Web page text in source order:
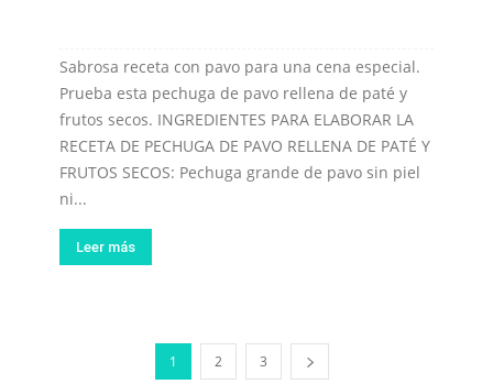
Sabrosa receta con pavo para una cena especial.
Prueba esta pechuga de pavo rellena de paté y
frutos secos. INGREDIENTES PARA ELABORAR LA
RECETA DE PECHUGA DE PAVO RELLENA DE PATÉ Y
FRUTOS SECOS: Pechuga grande de pavo sin piel
ni...
Leer más
1 2 3